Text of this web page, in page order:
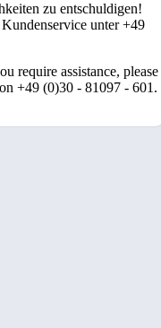
zu entschuldigen!
unter +49
require assistance, please
+49 (0)30 - 81097 - 601.